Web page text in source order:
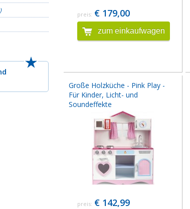
preis: € 179,00
zum einkaufwagen
Große Holzküche - Pink Play -
Für Kinder, Licht- und
Soundeffekte
preis: € 142,99